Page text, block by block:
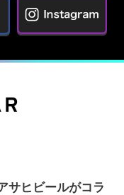
サヒビールがコラ